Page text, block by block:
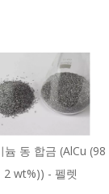
늄 동 합금 (AlCu (98
2 wt%)) - 펠렛